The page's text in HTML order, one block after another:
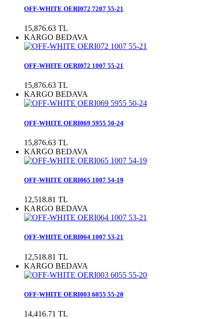
OFF-WHITE OERI072 7207 55-21
15,876.63 TL
KARGO BEDAVA
OFF-WHITE OERI072 1007 55-21
15,876.63 TL
KARGO BEDAVA
OFF-WHITE OERI069 5955 50-24
15,876.63 TL
KARGO BEDAVA
OFF-WHITE OERI065 1007 54-19
12,518.81 TL
KARGO BEDAVA
OFF-WHITE OERI064 1007 53-21
12,518.81 TL
KARGO BEDAVA
OFF-WHITE OERI003 6055 55-20
14,416.71 TL